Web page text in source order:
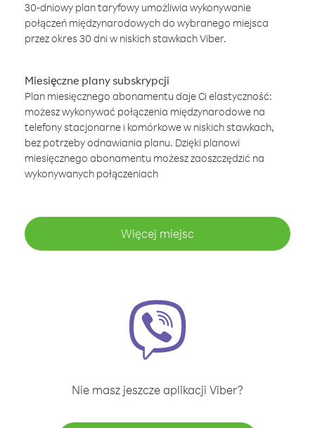
30-dniowy plan taryfowy umożliwia wykonywanie
połączeń międzynarodowych do wybranego miejsca
przez okres 30 dni w niskich stawkach Viber.
Miesięczne plany subskrypcji
Plan miesięcznego abonamentu daje Ci elastyczność:
możesz wykonywać połączenia międzynarodowe na
telefony stacjonarne i komórkowe w niskich stawkach,
bez potrzeby odnawiania planu. Dzięki planowi
miesięcznego abonamentu możesz zaoszczędzić na
wykonywanych połączeniach
Więcej miejsc
Nie masz jeszcze aplikacji Viber?